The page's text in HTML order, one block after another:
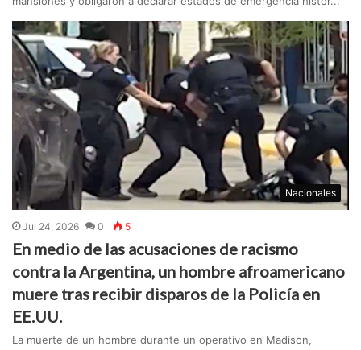
Nacionales
Jul 24, 2026 0 5
En medio de las acusaciones de racismo
contra la Argentina, un hombre afroamericano
muere tras recibir disparos de la Policía en
EE.UU.
La muerte de un hombre durante un operativo en Madison,